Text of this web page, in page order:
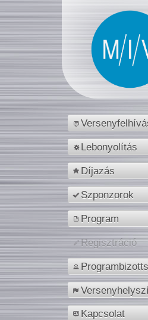
Lebonyolítás
Díjazás
Szponzorok
Program
Regisztráció
Kapcsolat